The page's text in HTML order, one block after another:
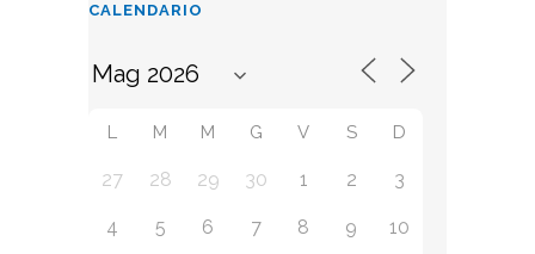
CALENDARIO
L M M G V S D
27 28 29 30 1 2 3
4 5 6 7 8 9 10